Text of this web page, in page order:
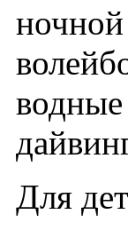
Для